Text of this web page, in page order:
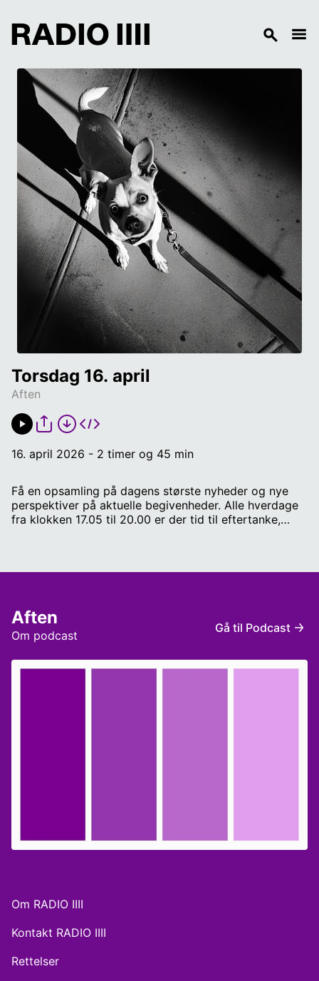
Aften
Torsdag 16. april
16. april 2026 - 2 timer og 45 min
Få en opsamling på dagens største nyheder og nye
perspektiver på aktuelle begivenheder. Alle hverdage
fra klokken 17.05 til 20.00 er der tid til eftertanke,
der er digital trendanalytiker, og forfatter til bogen
Viktoria Jensen Levinsen, ph.d.-studerende på
Københavns Universitet Frederik Waage, professor i
Alis, forkvinde i Dansk Kvindesamfund
Om podcast
Aften Gå til Podcast
Om RADIO IIII
Kontakt RADIO IIII
Rettelser